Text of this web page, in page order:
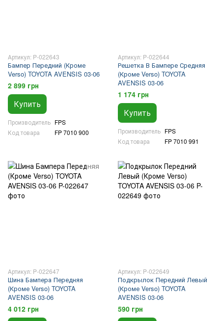
Артикул: P-022643
Бампер Передний (Кроме
Verso) TOYOTA AVENSIS 03-06
2 899 грн
Купить
Производитель FPS
Код товара
FP 7010 900
Артикул: P-022644
Решетка В Бампере Средняя
(Кроме Verso) TOYOTA
AVENSIS 03-06
1 174 грн
Купить
Производитель FPS
Код товара
FP 7010 991
Артикул: P-022647
Шина Бампера Передняя
(Кроме Verso) TOYOTA
AVENSIS 03-06
4 012 грн
Артикул: P-022649
Подкрылок Передний Левый
(Кроме Verso) TOYOTA
AVENSIS 03-06
590 грн